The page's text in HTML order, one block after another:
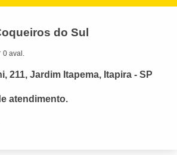
do Sul
0 aval.
211, Jardim Itapema, Itapira - SP
atendimento.